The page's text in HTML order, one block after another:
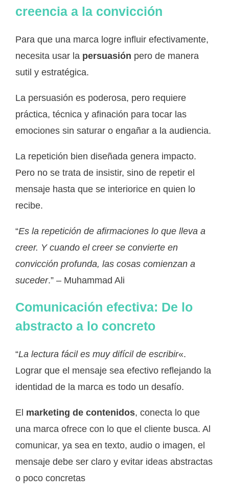
creencia a la convicción
Para que una marca logre influir efectivamente,
necesita usar la persuasión pero de manera
sutil y estratégica.
La persuasión es poderosa, pero requiere
práctica, técnica y afinación para tocar las
emociones sin saturar o engañar a la audiencia.
La repetición bien diseñada genera impacto.
Pero no se trata de insistir, sino de repetir el
mensaje hasta que se interiorice en quien lo
recibe.
“Es la repetición de afirmaciones lo que lleva a
creer. Y cuando el creer se convierte en
convicción profunda, las cosas comienzan a
suceder.” – Muhammad Ali
Comunicación efectiva: De lo
abstracto a lo concreto
“La lectura fácil es muy difícil de escribir«.
Lograr que el mensaje sea efectivo reflejando la
identidad de la marca es todo un desafío.
El marketing de contenidos, conecta lo que
una marca ofrece con lo que el cliente busca. Al
comunicar, ya sea en texto, audio o imagen, el
mensaje debe ser claro y evitar ideas abstractas
o poco concretas